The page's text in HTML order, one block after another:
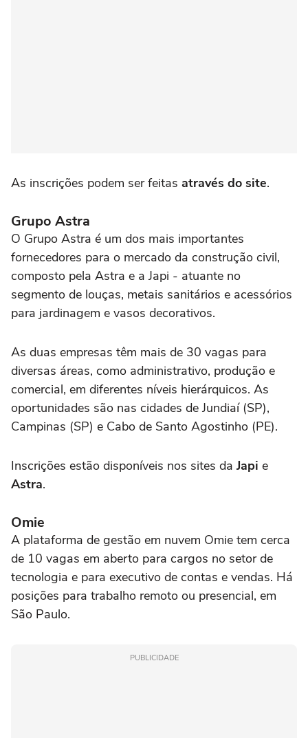
As inscrições podem ser feitas através do site.
Grupo Astra
O Grupo Astra é um dos mais importantes
fornecedores para o mercado da construção civil,
composto pela Astra e a Japi - atuante no
segmento de louças, metais sanitários e acessórios
para jardinagem e vasos decorativos.
As duas empresas têm mais de 30 vagas para
diversas áreas, como administrativo, produção e
comercial, em diferentes níveis hierárquicos. As
oportunidades são nas cidades de Jundiaí (SP),
Campinas (SP) e Cabo de Santo Agostinho (PE).
Inscrições estão disponíveis nos sites da Japi e
Astra.
Omie
A plataforma de gestão em nuvem Omie tem cerca
de 10 vagas em aberto para cargos no setor de
tecnologia e para executivo de contas e vendas. Há
posições para trabalho remoto ou presencial, em
São Paulo.
PUBLICIDADE